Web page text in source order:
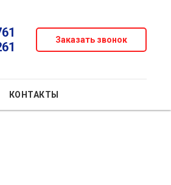
Заказать звонок
КОНТАКТЫ